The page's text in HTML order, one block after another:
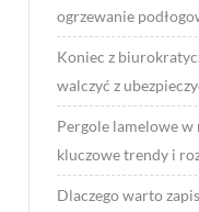
ogrzewanie
Koniec z
walczyć z
Pergole lamelowe
kluczowe trendy i
Dlaczego warto